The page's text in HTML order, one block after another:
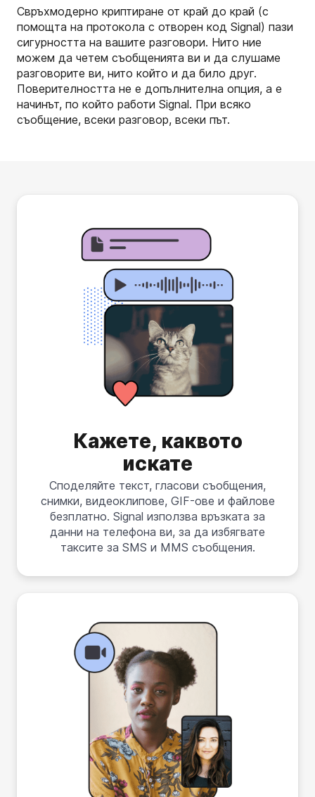
Свръхмодерно криптиране от край до край (с
помощта на протокола с отворен код Signal) пази
сигурността на вашите разговори. Нито ние
можем да четем съобщенията ви и да слушаме
разговорите ви, нито който и да било друг.
Поверителността не е допълнителна опция, а е
начинът, по който работи Signal. При всяко
съобщение, всеки разговор, всеки път.
Кажете, каквото
искате
Споделяйте текст, гласови съобщения,
снимки, видеоклипове, GIF-ове и файлове
безплатно. Signal използва връзката за
данни на телефона ви, за да избягвате
таксите за SMS и MMS съобщения.